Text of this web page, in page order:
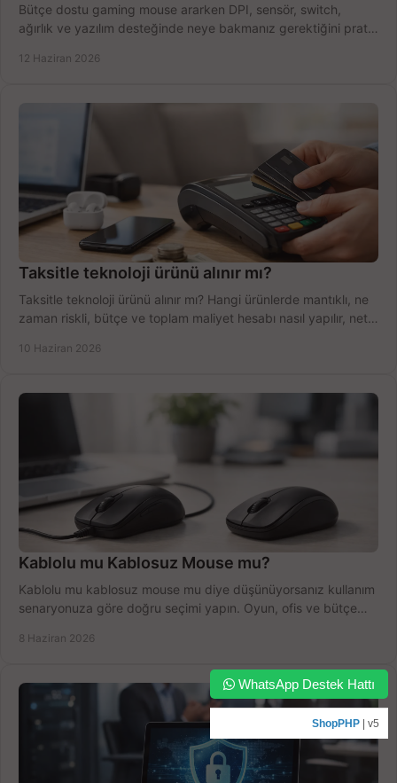
Bütçe dostu gaming mouse ararken DPI, sensör, switch,
ağırlık ve yazılım desteğinde neye bakmanız gerektiğini pratik
12 Haziran 2026
Taksitle teknoloji ürünü alınır mı?
Taksitle teknoloji ürünü alınır mı? Hangi ürünlerde mantıklı, ne
zaman riskli, bütçe ve toplam maliyet hesabı nasıl yapılır, net
10 Haziran 2026
Kablolu mu Kablosuz Mouse mu?
Kablolu mu kablosuz mouse mu diye düşünüyorsanız kullanım
senaryonuza göre doğru seçimi yapın. Oyun, ofis ve bütçe
8 Haziran 2026
WhatsApp Destek Hattı
ShopPHP | v5